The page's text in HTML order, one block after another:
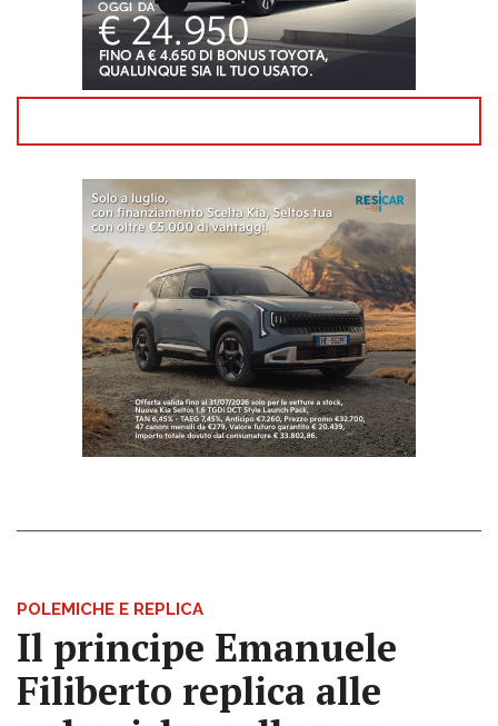
POLEMICHE E REPLICA
Il principe Emanuele
Filiberto replica alle